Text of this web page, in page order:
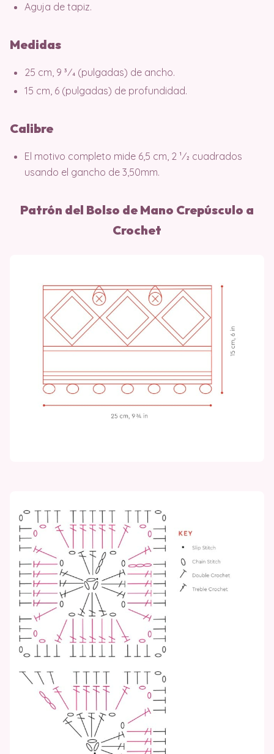
Aguja de tapiz.
Medidas
25 cm, 9 3⁄4 (pulgadas) de ancho.
15 cm, 6 (pulgadas) de profundidad.
Calibre
El motivo completo mide 6,5 cm, 2 1⁄2 cuadrados
usando el gancho de 3,50mm.
Patrón del Bolso de Mano Crepúsculo a
Crochet